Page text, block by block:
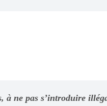
à ne pas s’introduire